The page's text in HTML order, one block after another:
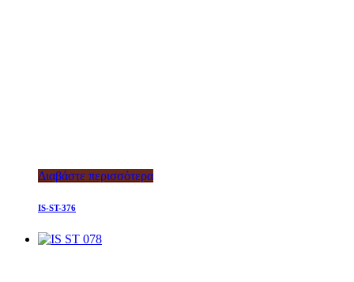
Διαβάστε περισσότερα
IS-ST-376